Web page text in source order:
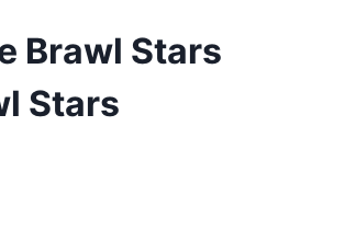
Brawl Stars
Stars